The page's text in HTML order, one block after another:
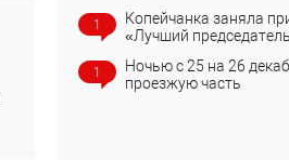
1
Копейчанка заняла
«Лучший
1
Ночью с 25 на 26
проезжую часть